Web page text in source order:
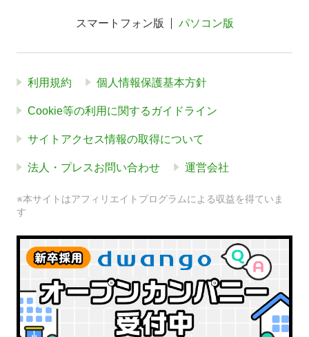
スマートフォン版 パソコン版
利用規約 個人情報保護基本方針
Cookie等の利用に関するガイドライン
サイトアクセス情報の取得について
法人・プレスお問い合わせ 運営会社
※本サイトはアフィリエイトプログラムによる収益を得ていま
す